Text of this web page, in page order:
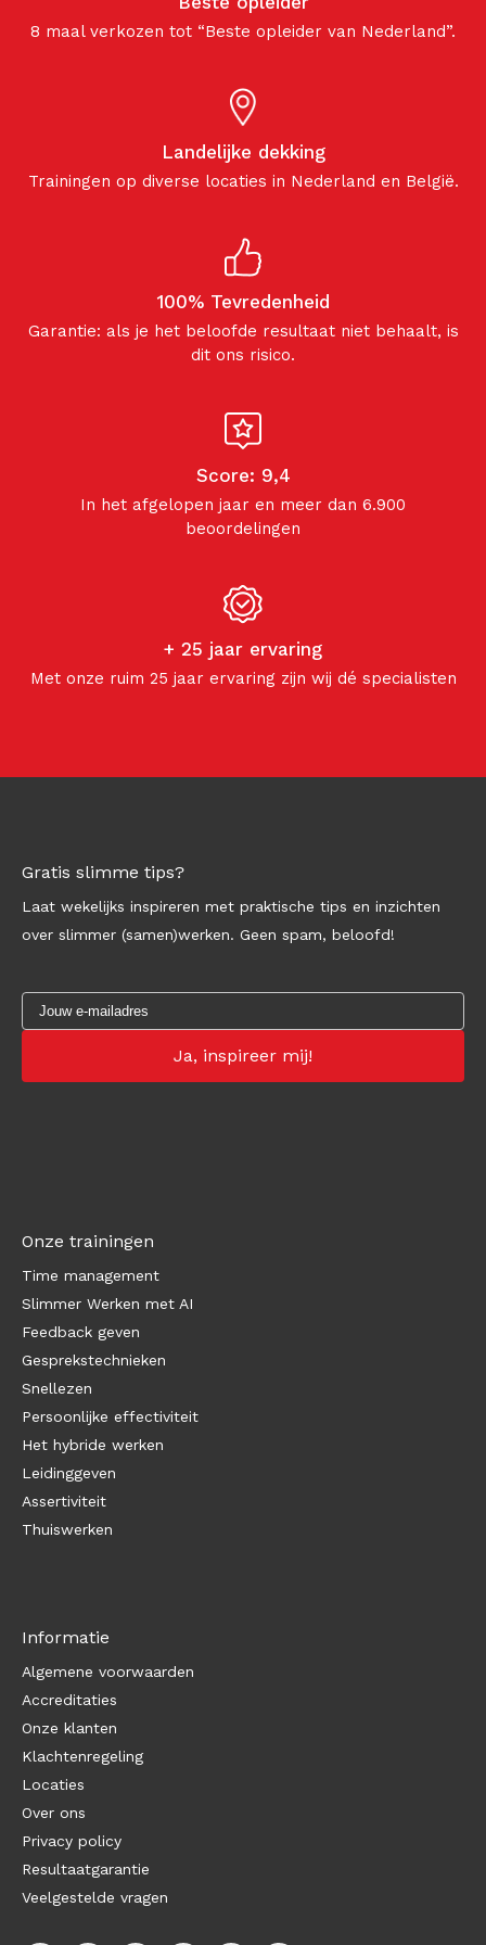
8 maal verkozen tot “Beste opleider van Nederland”.
Landelijke dekking
Trainingen op diverse locaties in Nederland en België.
100% Tevredenheid
Garantie: als je het beloofde resultaat niet behaalt, is
dit ons risico.
Score: 9,4
In het afgelopen jaar en meer dan 6.900
beoordelingen
+ 25 jaar ervaring
Met onze ruim 25 jaar ervaring zijn wij dé specialisten
Gratis slimme tips?
Laat wekelijks inspireren met praktische tips en inzichten
over slimmer (samen)werken. Geen spam, beloofd!
Onze trainingen
Time management
Slimmer Werken met AI
Feedback geven
Gesprekstechnieken
Snellezen
Persoonlijke effectiviteit
Het hybride werken
Leidinggeven
Assertiviteit
Thuiswerken
Informatie
Algemene voorwaarden
Accreditaties
Onze klanten
Klachtenregeling
Locaties
Over ons
Privacy policy
Resultaatgarantie
Veelgestelde vragen